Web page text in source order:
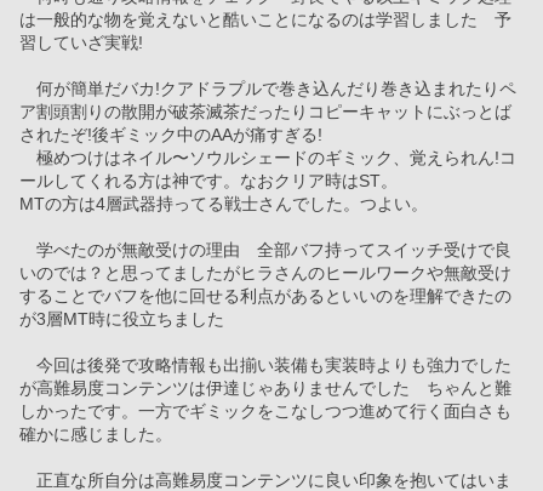
は一般的な物を覚えないと酷いことになるのは学習しました　予
習していざ実戦!
何が簡単だバカ!クアドラプルで巻き込んだり巻き込まれたりペ
ア割頭割りの散開が破茶滅茶だったりコピーキャットにぶっとば
されたぞ!後ギミック中のAAが痛すぎる!
極めつけはネイル〜ソウルシェードのギミック、覚えられん!コ
ールしてくれる方は神です。なおクリア時はST。
MTの方は4層武器持ってる戦士さんでした。つよい。
学べたのが無敵受けの理由　全部バフ持ってスイッチ受けで良
いのでは？と思ってましたがヒラさんのヒールワークや無敵受け
することでバフを他に回せる利点があるといいのを理解できたの
が3層MT時に役立ちました
今回は後発で攻略情報も出揃い装備も実装時よりも強力でした
が高難易度コンテンツは伊達じゃありませんでした　ちゃんと難
しかったです。一方でギミックをこなしつつ進めて行く面白さも
確かに感じました。
正直な所自分は高難易度コンテンツに良い印象を抱いてはいま